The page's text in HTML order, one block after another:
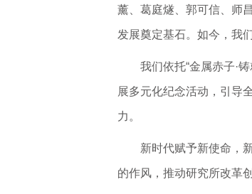
薰、葛庭燧、郭可信、师
发展奠定基石。如今，我
我们依托“金属赤子·
展多元化纪念活动，引导
力。
新时代赋予新使命，
的作风，推动研究所改革